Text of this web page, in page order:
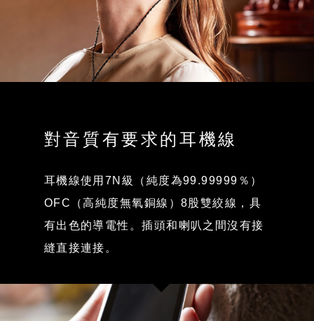
對音質有要求的耳機線
耳機線使用7N級（純度為99.99999％）
OFC（高純度無氧銅線）8股雙絞線，具
有出色的導電性。插頭和喇叭之間沒有接
縫直接連接。